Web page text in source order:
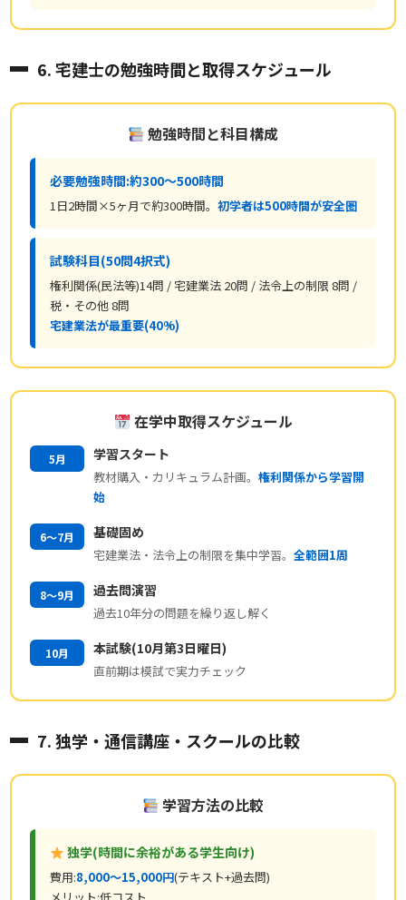
6. 宅建士の勉強時間と取得スケジュール
勉強時間と科目構成
必要勉強時間:約300〜500時間
1日2時間×5ヶ月で約300時間。初学者は500時間が安全圏
試験科目(50問4択式)
権利関係(民法等)14問 / 宅建業法 20問 / 法令上の制限 8問 /
税・その他 8問
宅建業法が最重要(40%)
在学中取得スケジュール
5月 学習スタート
教材購入・カリキュラム計画。権利関係から学習開
始
6〜7月 基礎固め
宅建業法・法令上の制限を集中学習。全範囲1周
8〜9月 過去問演習
過去10年分の問題を繰り返し解く
10月 本試験(10月第3日曜日)
直前期は模試で実力チェック
7. 独学・通信講座・スクールの比較
学習方法の比較
独学(時間に余裕がある学生向け)
費用:8,000〜15,000円(テキスト+過去問)